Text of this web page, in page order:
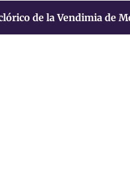
de la Vendimia de